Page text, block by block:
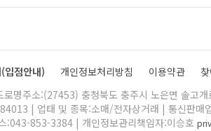
입점안내) 개인정보처리방침 이용약관
로명주소:(27453) 충청북도 충주시 노은면 솔고
| 업태 및 종목:소매/전자상거래 | 통신판매
:043-853-3384 | 개인정보관리책임자:이승호